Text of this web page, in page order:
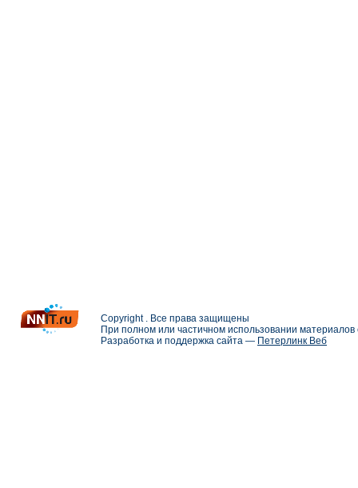
Copyright . Все права защищены
При полном или частичном использовании
Разработка и поддержка сайта — Петерлинк Веб